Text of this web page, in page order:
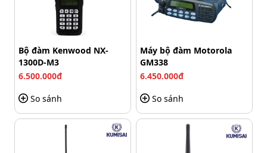
Vệ sinh thân máy và các khe tiếp xúc định kỳ để hạn
chế bụi bẩn tích tụ.
Bộ đàm Kenwood NX-
1300D-M3
6.500.000đ
So sánh
Máy bộ đàm Motorola
GM338
6.450.000đ
So sánh